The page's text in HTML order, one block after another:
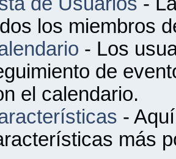
los miembros
- Los
de
el calendario.
-
más